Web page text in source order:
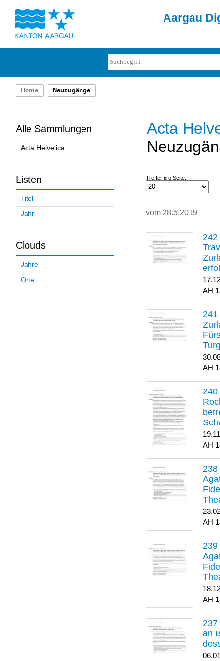
Aargau
Home Neuzugänge
Alle Sammlungen
Acta Helvetica
Listen
Titel
Jahr
Clouds
Jahre
Orte
Acta
Treffer pro Seite:
vom 28.5.2019
an